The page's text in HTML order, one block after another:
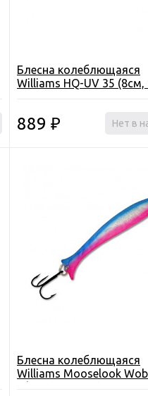
Блесна колеблющаяся
Williams HQ-UV 35 (8см,
889 ₽ Нет в
Блесна колеблющаяся
Williams Mooselook